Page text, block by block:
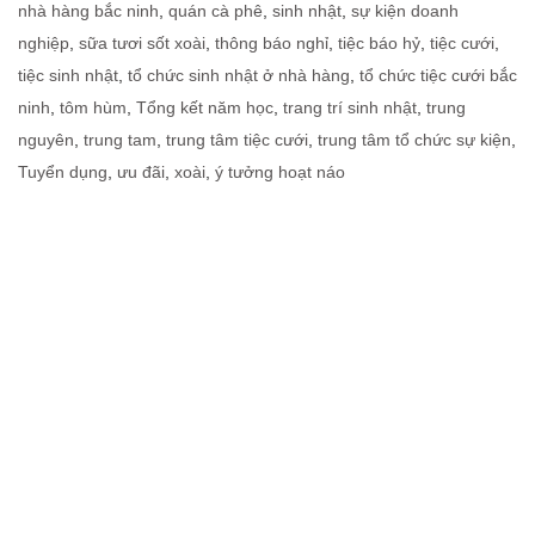
nhà hàng bắc ninh quán cà phê sinh nhật sự kiện doanh
nghiệp sữa tươi sốt xoài thông báo nghỉ tiệc báo hỷ tiệc cưới
tiệc sinh nhật tổ chức sinh nhật ở nhà hàng tổ chức tiệc cưới bắc
ninh tôm hùm Tổng kết năm học trang trí sinh nhật trung
nguyên trung tam trung tâm tiệc cưới trung tâm tổ chức sự kiện
Tuyển dụng
ưu đãi xoài ý tưởng hoạt náo